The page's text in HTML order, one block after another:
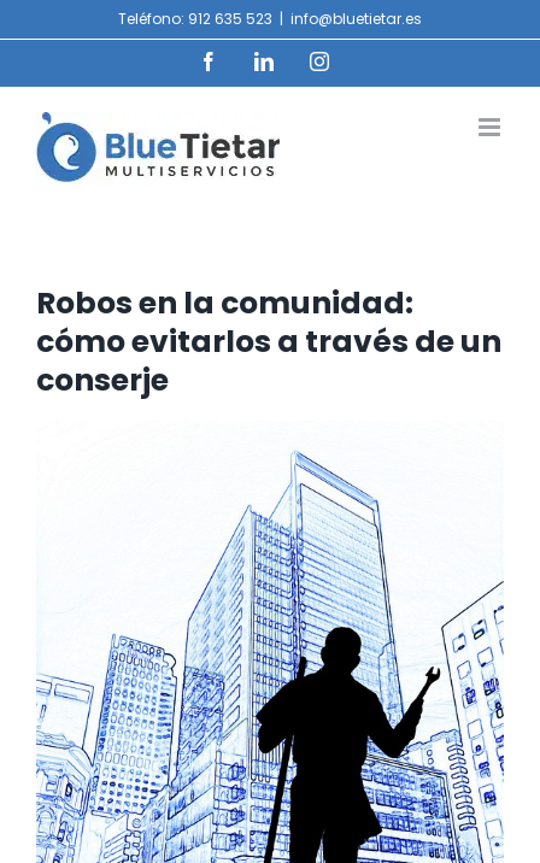
al
Teléfono: 912 635 523 | info@bluetietar.es
FacebookLinkedInInstagram
Robos en la comunidad:
cómo evitarlos a través de un
conserje